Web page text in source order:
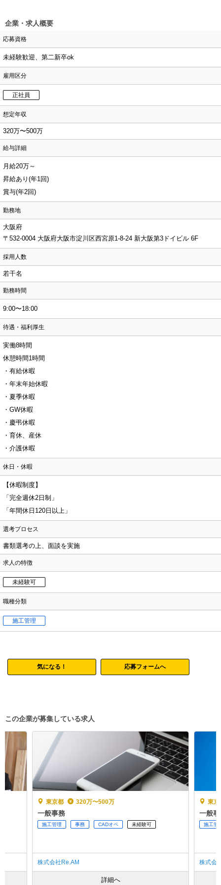
企業・求人概要
応募資格
未経験歓迎、第二新卒ok
雇用区分
正社員
想定年収
320万〜500万
給与詳細
月給20万～
昇給あり(年1回)
賞与(年2回)
勤務地
大阪府
〒532-0004 大阪府大阪市淀川区西宮原1-8-24 新大阪第3ドイビル 6F
採用人数
若干名
勤務時間
9:00〜18:00
待遇・福利厚生
実働8時間
休憩時間1時間
・有給休暇
・年末年始休暇
・夏季休暇
・GW休暇
・慶弔休暇
・育休、産休
・介護休暇
休日・休暇
【休暇制度】
「完全週休2日制」
「年間休日120日以上」
選考プロセス
書類選考の上、面談を実施
求人の特徴
未経験可
職種分類
施工管理
気になる！ 応募フォームへ
この企業が募集している求人
東京都 320万〜500万
一般事務
施工管理 事務 CADオペ 未経験可
株式会社Re.AM
詳細へ
東
一般
施工管
株式会